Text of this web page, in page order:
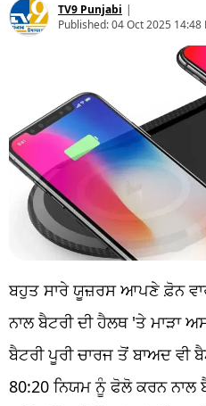
TV9 Punjabi |
Published:04 Oct 2025 14:48
ਬਹੁਤ ਸਾਰੇ ਯੂਜ਼ਰਸ ਆਪਣੇ ਫ਼ੋਨ
ਨਾਲ ਬੈਟਰੀ ਦੀ ਹੈਲਥ 'ਤੇ ਮਾੜਾ
ਬੈਟਰੀ ਪੂਰੀ ਚਾਰਜ ਤੋਂ ਬਾਅਦ ਵੀ
80:20 ਨਿਯਮ ਨੂੰ ਫੋਲੋ ਕਰਨ ਨਾਲ